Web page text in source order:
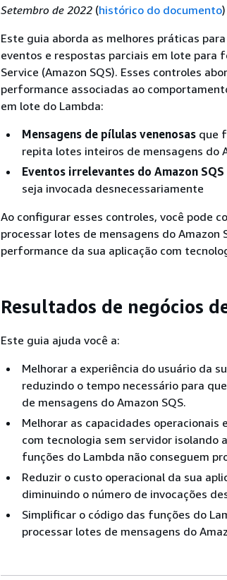
Setembro de 2022 (histórico do documento)
Este guia aborda as melhores práticas
eventos e respostas parciais em lote para
Service (Amazon SQS). Esses controles
performance associadas ao
em lote do Lambda:
Mensagens de pílulas venenosas que
repita lotes inteiros de mensagens do
Eventos irrelevantes do Amazon SQS
seja invocada desnecessariamente
Ao configurar esses controles, você pode
processar lotes de mensagens do Amazon
performance da sua aplicação com
Resultados de negócios
Este guia ajuda você a:
Melhorar a experiência do usuário da
reduzindo o tempo necessário para
de mensagens do Amazon SQS.
Melhorar as capacidades
com tecnologia sem servidor isolando
funções do Lambda não conseguem
Reduzir o custo operacional da sua
diminuindo o número de invocações
Simplificar o código das funções do
processar lotes de mensagens do